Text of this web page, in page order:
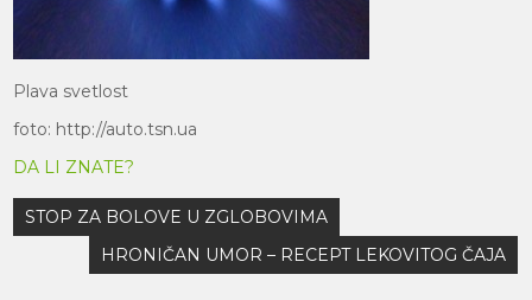
Plava svetlost
foto: http://auto.tsn.ua
DA LI ZNATE?
Кретање
чланка
STOP ZA BOLOVE U ZGLOBOVIMA
HRONIČAN UMOR – RECEPT LEKOVITOG ČAJA